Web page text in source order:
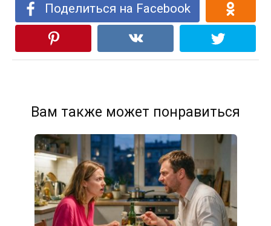
Поделиться на Facebook
Вам также может понравиться